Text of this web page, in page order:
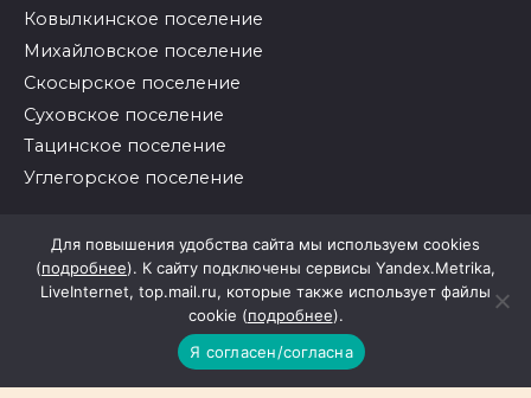
Ковылкинское поселение
Михайловское поселение
Скосырское поселение
Суховское поселение
Тацинское поселение
Углегорское поселение
© 2026 Районные вести
Для повышения удобства сайта мы используем cookies
(подробнее). К сайту подключены сервисы Yandex.Metrika,
LiveInternet, top.mail.ru, которые также использует файлы
cookie (подробнее).
Я согласен/согласна